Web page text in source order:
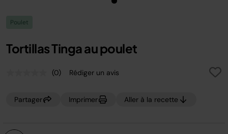
Poulet
Tortillas Tinga au poulet
Aucune
notation.
(0) Rédiger un avis
Partager Imprimer Aller à la recette